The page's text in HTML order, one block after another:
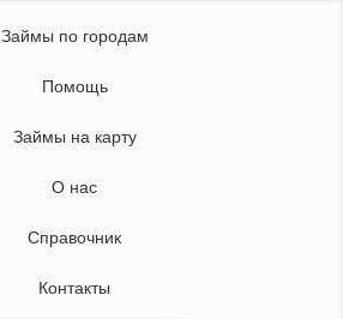
Займы по городам
Помощь
Займы на карту
О нас
Справочник
Контакты